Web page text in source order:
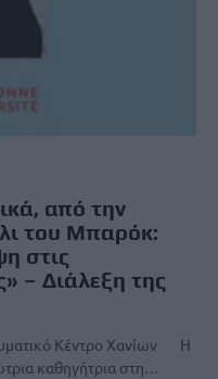
από την
του Μπαρόκ:
στις
– Διάλεξη της
Κέντρο Χανίων Η
καθηγήτρια στη…